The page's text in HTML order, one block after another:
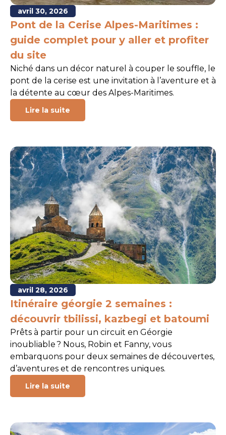
avril 30, 2026
Pont de la Cerise Alpes-Maritimes :
guide complet pour y aller et profiter
du site
Niché dans un décor naturel à couper le souffle, le
pont de la cerise est une invitation à l’aventure et à
la détente au cœur des Alpes-Maritimes.
Lire la suite
avril 28, 2026
Itinéraire géorgie 2 semaines :
découvrir tbilissi, kazbegi et batoumi
Prêts à partir pour un circuit en Géorgie
inoubliable ? Nous, Robin et Fanny, vous
embarquons pour deux semaines de découvertes,
d’aventures et de rencontres uniques.
Lire la suite